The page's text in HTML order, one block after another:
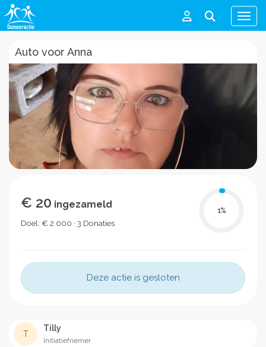
Menu
Auto voor Anna
€ 20 ingezameld
Doel: € 2.000 · 3 Donaties
1%
Deze actie is gesloten
T
Tilly
Initiatiefnemer